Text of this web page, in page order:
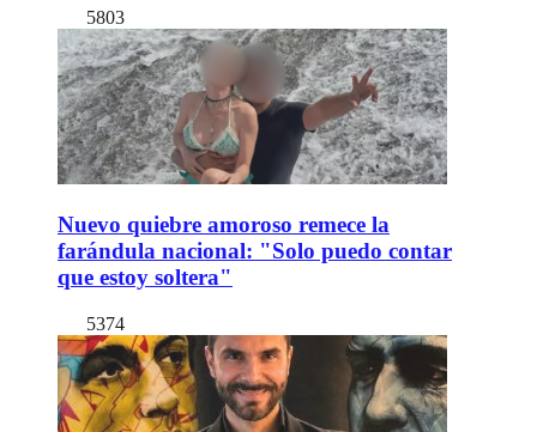
5803
Nuevo quiebre amoroso remece la
farándula nacional: "Solo puedo contar
que estoy soltera"
5374